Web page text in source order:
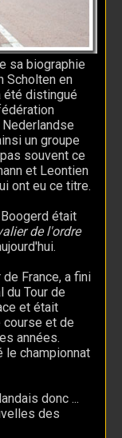
sa biographie
Scholten en
été distingué
un groupe
souvent ce
et Leontien
ont eu ce titre.
était
de l'ordre
France, a fini
du Tour de
et était
course et de
années.
le championnat
donc ...
des